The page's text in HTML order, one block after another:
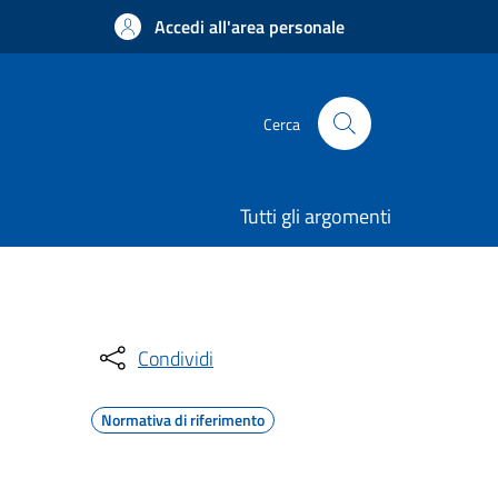
Accedi all'area personale
Cerca
Tutti gli argomenti
Condividi
Normativa di riferimento